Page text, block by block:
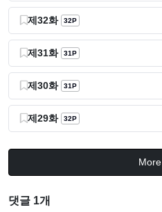
제32화 32P
제31화 31P
제30화 31P
제29화 32P
More
댓글 1개